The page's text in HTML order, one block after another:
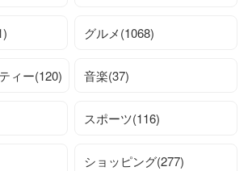
グルメ(1068)
ィー(120) 音楽(37)
スポーツ(116)
ショッピング(277)